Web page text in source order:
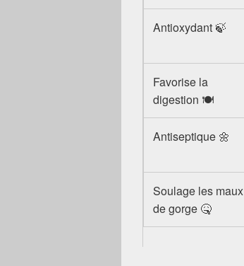
Antioxydant 🍃
Favorise la
digestion 🍽️
Antiseptique 🌼
Soulage les maux
de gorge 🤒